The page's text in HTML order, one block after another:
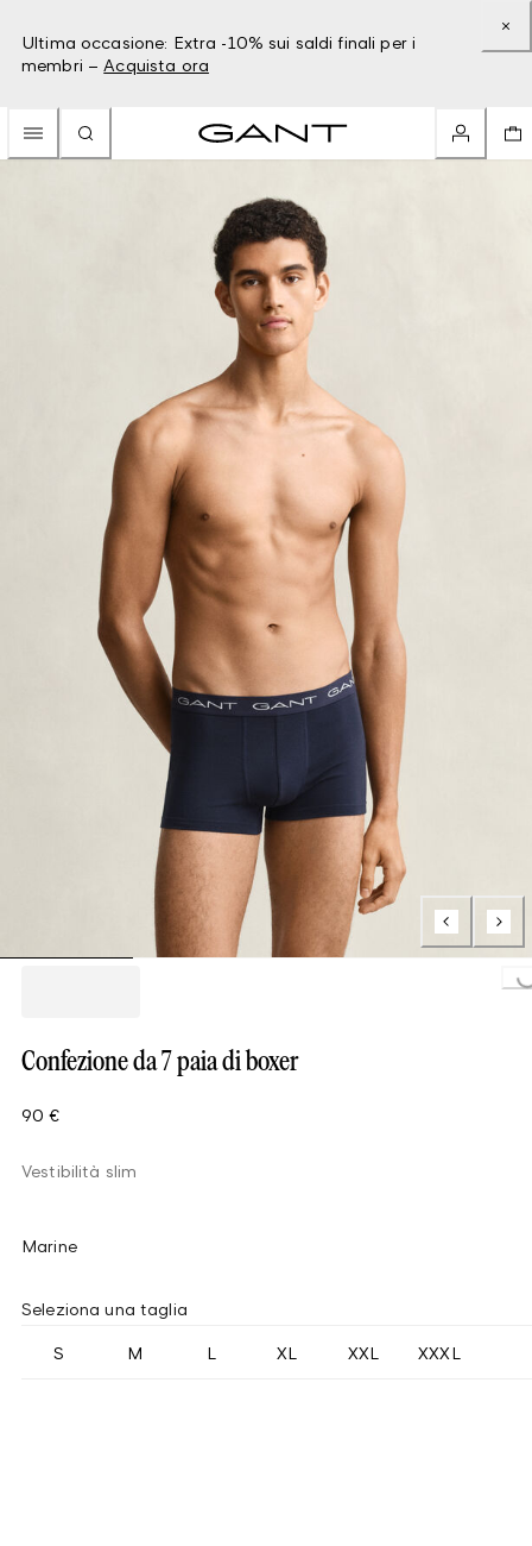
Ultima occasione: Extra -10% sui saldi finali per i
membri – Acquista ora
Loading...
Confezione da 7 paia di boxer
90 €
Vestibilità slim
Marine
Seleziona una taglia
S M L XL XXL XXXL